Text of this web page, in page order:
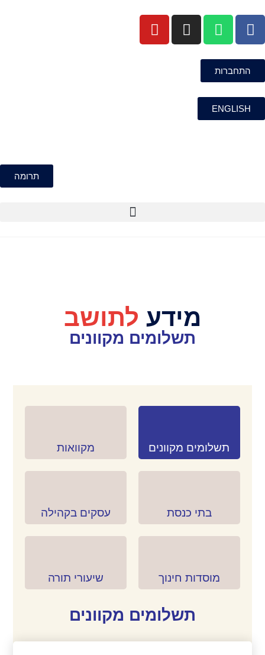
התחברות
ENGLISH
תרומה
מידע לתושב
תשלומים מקוונים
תשלומים מקוונים
תשלומים מקוונים מקוואות
מקוואות
בתי כנסת
בתי כנסת עסקים בקהילה
עסקים בקהילה
מוסדות חינוך
מוסדות חינוך שיעורי תורה
שיעורי תורה
תשלומים מקוונים